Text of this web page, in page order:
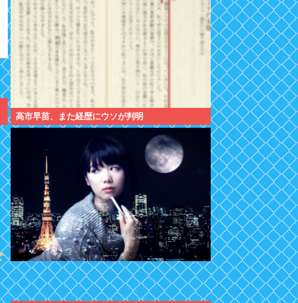
高市早苗、また経歴にウソが判明